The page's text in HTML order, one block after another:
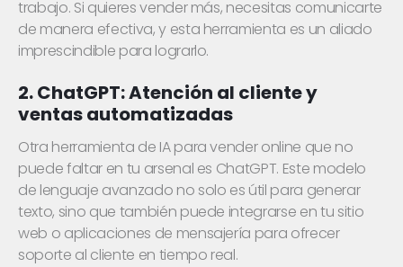
trabajo. Si quieres vender más, necesitas comunicarte
de manera efectiva, y esta herramienta es un aliado
imprescindible para lograrlo.
2. ChatGPT: Atención al cliente y
ventas automatizadas
Otra herramienta de IA para vender online que no
puede faltar en tu arsenal es ChatGPT. Este modelo
de lenguaje avanzado no solo es útil para generar
texto, sino que también puede integrarse en tu sitio
web o aplicaciones de mensajería para ofrecer
soporte al cliente en tiempo real.